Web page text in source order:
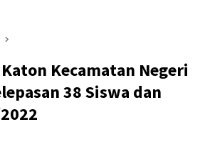
Kecamatan Negeri
38 Siswa dan